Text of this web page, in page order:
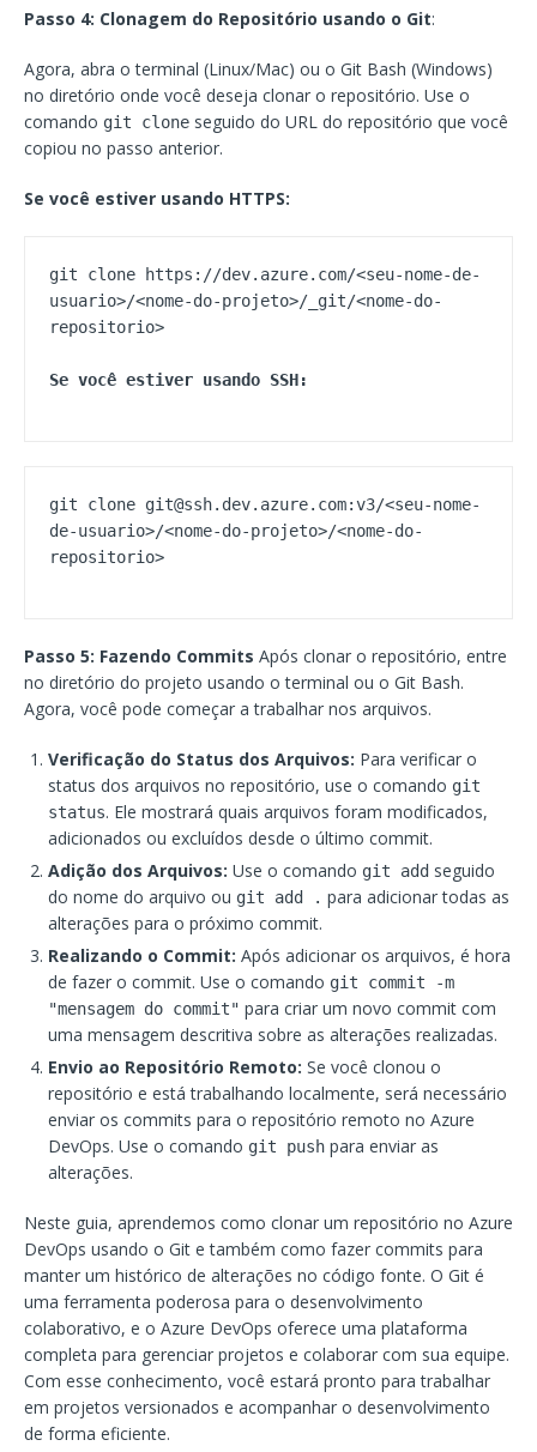
Passo 4: Clonagem do Repositório usando o Git:
Agora, abra o terminal (Linux/Mac) ou o Git Bash (Windows)
no diretório onde você deseja clonar o repositório. Use o
comando git clone seguido do URL do repositório que você
copiou no passo anterior.
Se você estiver usando HTTPS:
git clone https://dev.azure.com/<seu-nome-de-
usuario>/<nome-do-projeto>/_git/<nome-do-
repositorio>
Se você estiver usando SSH:
git clone git@ssh.dev.azure.com:v3/<seu-nome-
de-usuario>/<nome-do-projeto>/<nome-do-
Passo 5: Fazendo Commits Após clonar o repositório, entre
no diretório do projeto usando o terminal ou o Git Bash.
Agora, você pode começar a trabalhar nos arquivos.
Verificação do Status dos Arquivos: Para verificar o
status dos arquivos no repositório, use o comando git
status. Ele mostrará quais arquivos foram modificados,
adicionados ou excluídos desde o último commit.
Adição dos Arquivos: Use o comando git add seguido
do nome do arquivo ou git add . para adicionar todas as
alterações para o próximo commit.
Realizando o Commit: Após adicionar os arquivos, é hora
de fazer o commit. Use o comando git commit -m
"mensagem do commit" para criar um novo commit com
uma mensagem descritiva sobre as alterações realizadas.
Envio ao Repositório Remoto: Se você clonou o
repositório e está trabalhando localmente, será necessário
enviar os commits para o repositório remoto no Azure
DevOps. Use o comando git push para enviar as
alterações.
Neste guia, aprendemos como clonar um repositório no Azure
DevOps usando o Git e também como fazer commits para
manter um histórico de alterações no código fonte. O Git é
uma ferramenta poderosa para o desenvolvimento
colaborativo, e o Azure DevOps oferece uma plataforma
completa para gerenciar projetos e colaborar com sua equipe.
Com esse conhecimento, você estará pronto para trabalhar
em projetos versionados e acompanhar o desenvolvimento
de forma eficiente.